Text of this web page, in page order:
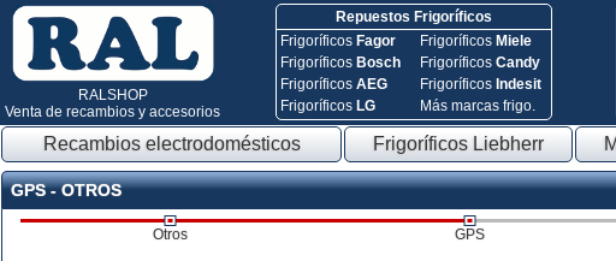
RALSHOP
Venta de recambios y accesorios
Repuestos Frigoríficos
Frigoríficos Fagor
Frigoríficos Bosch
FrigoríficosAEG
Frigoríficos LG
Frigoríficos Miele
FrigoríficosCandy
Frigoríficos Indesit
Más marcas frigo.
Recambios electrodomésticos Frigoríficos Liebherr
GPS - OTROS
Otros GPS